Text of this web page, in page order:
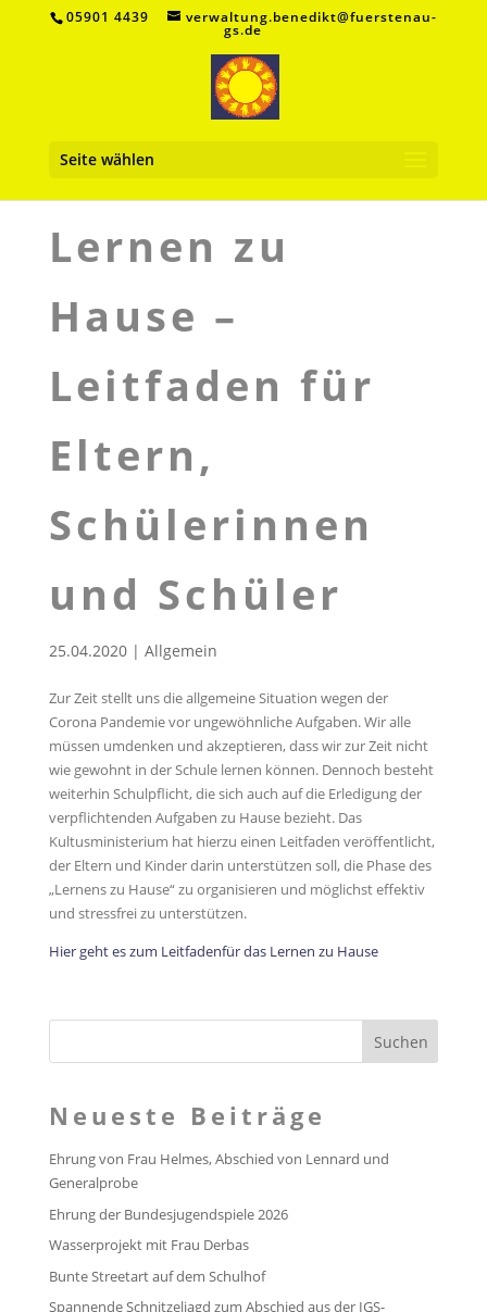
05901 4439 verwaltung.benedikt@fuerstenau-
gs.de
Seite wählen
Lernen zu
Hause –
Leitfaden für
Eltern,
Schülerinnen
und Schüler
25.04.2020| Allgemein
Zur Zeit stellt uns die allgemeine Situation wegen der
Corona Pandemie vor ungewöhnliche Aufgaben. Wir alle
müssen umdenken und akzeptieren, dass wir zur Zeit nicht
wie gewohnt in der Schule lernen können. Dennoch besteht
weiterhin Schulpflicht, die sich auch auf die Erledigung der
verpflichtenden Aufgaben zu Hause bezieht. Das
Kultusministerium hat hierzu einen Leitfaden veröffentlicht,
der Eltern und Kinder darin unterstützen soll, die Phase des
„Lernens zu Hause“ zu organisieren und möglichst effektiv
und stressfrei zu unterstützen.
Hier geht es zum Leitfadenfür das Lernen zu Hause
Neueste Beiträge
Ehrung von Frau Helmes, Abschied von Lennard und
Generalprobe
Ehrung der Bundesjugendspiele 2026
Wasserprojekt mit Frau Derbas
Bunte Streetart auf dem Schulhof
Spannende Schnitzeljagd zum Abschied aus der IGS-